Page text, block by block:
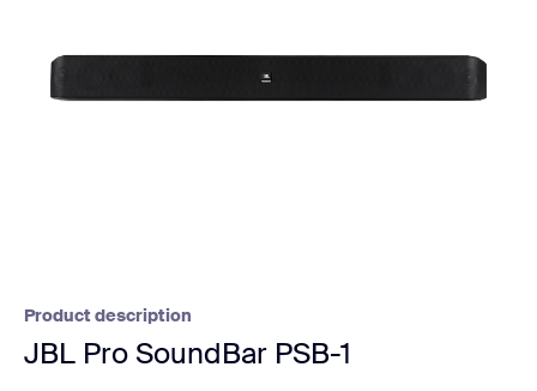
Product description
JBL Pro SoundBar PSB-1